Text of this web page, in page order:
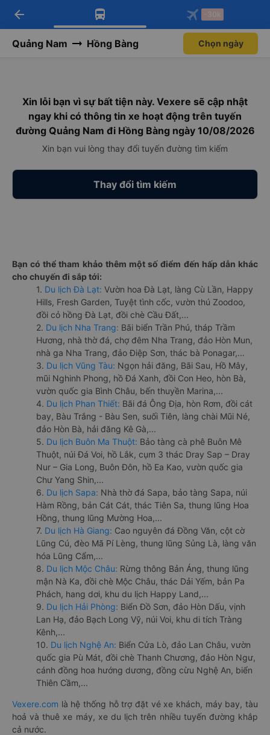
Tải app Vexere ngay!
Nhận ưu đãi thành viên độc
Mở app
Tải app Vexere
-30k/ghế khi đặt vé máy bay qua
Mở app
arrow_back -30k
Quảng Nam Hồng Bàng Chọn ngày
Xin lỗi bạn vì sự bất tiện này. Vexere sẽ cập nhật
ngay khi có thông tin xe hoạt động trên tuyến
đường Quảng Nam đi Hồng Bàng ngày 10/08/2026
Xin bạn vui lòng thay đổi tuyến đường tìm kiếm
Thay đổi tìm kiếm
Bạn có thể tham khảo thêm một số điểm đến hấp dẫn khác
cho chuyến đi sắp tới:
1. Du lịch Đà Lạt: Vườn hoa Đà Lạt, làng Cù Lần, Happy
Hills, Fresh Garden, Tuyệt tình cốc, vườn thú Zoodoo,
đồi cỏ hồng Đà Lạt, đồi chè Cầu Đất,...
2. Du lịch Nha Trang: Bãi biển Trần Phú, tháp Trầm
Hương, nhà thờ đá, chợ đêm Nha Trang, đảo Hòn Mun,
nhà ga Nha Trang, đảo Điệp Sơn, thác bà Ponagar,...
3. Du lịch Vũng Tàu: Ngọn hải đăng, Bãi Sau, Hồ Mây,
mũi Nghinh Phong, hồ Đá Xanh, đồi Con Heo, hòn Bà,
vườn quốc gia Bình Châu, bến thuyền Marina,...
4. Du lịch Phan Thiết: Bãi đá Ông Địa, hòn Rơm, đồi cát
bay, Bàu Trắng - Bàu Sen, suối Tiên, làng chài Mũi Né,
đảo Hòn Bà, hải đăng Kê Gà,...
5. Du lịch Buôn Ma Thuột: Bảo tàng cà phê Buôn Mê
Thuột, núi Đá Voi, hồ Lắk, cụm 3 thác Dray Sap – Dray
Nur – Gia Long, Buôn Đôn, hồ Ea Kao, vườn quốc gia
Chư Yang Shin,...
6. Du lịch Sapa: Nhà thờ đá Sapa, bảo tàng Sapa, núi
Hàm Rồng, bản Cát Cát, thác Tiên Sa, thung lũng Hoa
Hồng, thung lũng Mường Hoa,...
7. Du lịch Hà Giang: Cao nguyên đá Đồng Văn, cột cờ
Lũng Cú, đèo Mã Pí Lèng, thung lũng Sủng Là, làng văn
hóa Lũng Cẩm,...
8. Du lịch Mộc Châu: Rừng thông Bản Áng, thung lũng
mận Nà Ka, đồi chè Mộc Châu, thác Dải Yếm, bản Pa
Phách, hang dơi, khu du lịch Happy Land,...
9. Du lịch Hải Phòng: Biển Đồ Sơn, đảo Hòn Dấu, vịnh
Lan Hạ, đảo Bạch Long Vỹ, núi Voi, khu di tích Tràng
Kênh,...
10. Du lịch Nghệ An: Biển Cửa Lò, đảo Lan Châu, vườn
quốc gia Pù Mát, đồi chè Thanh Chương, đảo Hòn Ngư,
cánh đồng hoa hướng dương, đồng cừu Nghệ An, biển
Thiên Cầm,...
Vexere.com là hệ thống hỗ trợ đặt vé xe khách, máy bay, tàu
hoả và thuê xe máy, xe du lịch trên nhiều tuyến đường khắp
cả nước.